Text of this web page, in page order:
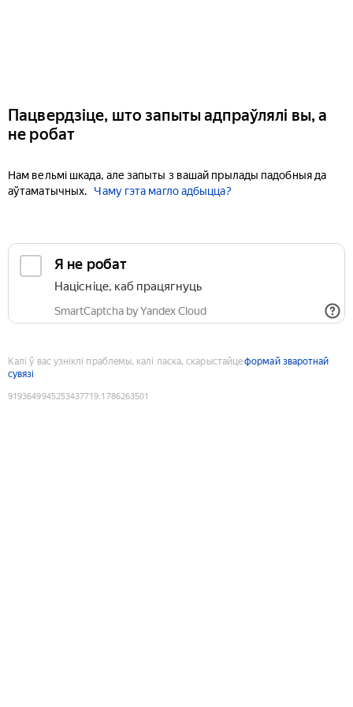
Пацвердзіце, што запыты адпраўлялі вы, а
не робат
Нам вельмі шкада, але запыты з вашай прылады падобныя да
аўтаматычных.
Чаму гэта магло адбыцца?
Я не робат
Націсніце, каб працягнуць
SmartCaptcha by Yandex Cloud
Калі ў вас узніклі праблемы, калі ласка, скарыстайцеформай зваротнай
сувязі
9193649945253437719:1786263501